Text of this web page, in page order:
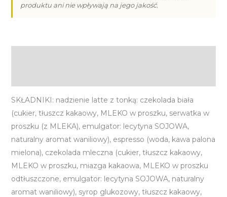
produktu ani nie wpływają na jego jakość.
SKŁADNIKI: nadzienie latte z tonką: czekolada biała
(cukier, tłuszcz kakaowy, MLEKO w proszku, serwatka w
proszku (z MLEKA), emulgator: lecytyna SOJOWA,
naturalny aromat waniliowy), espresso (woda, kawa palona
mielona), czekolada mleczna (cukier, tłuszcz kakaowy,
MLEKO w proszku, miazga kakaowa, MLEKO w proszku
odtłuszczone, emulgator: lecytyna SOJOWA, naturalny
aromat waniliowy), syrop glukozowy, tłuszcz kakaowy,